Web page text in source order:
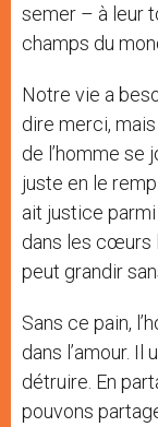
semer – à leur
champs du
Notre vie a
dire merci,
de l’homme se
juste en le
ait justice
dans les cœurs
peut grandir
Sans ce pain,
dans l’amour.
détruire. En
pouvons